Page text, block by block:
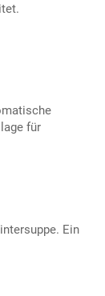
für
Ein